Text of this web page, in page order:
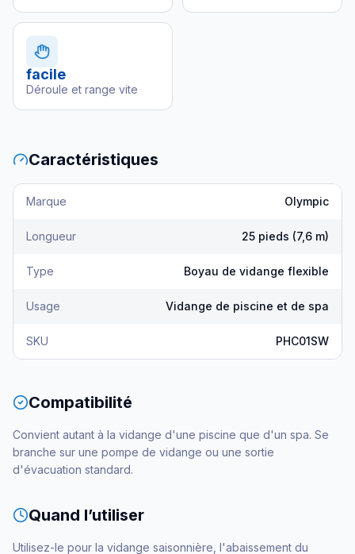
facile
Déroule et range vite
Caractéristiques
Marque Olympic
Longueur 25 pieds (7,6 m)
Type Boyau de vidange flexible
Usage Vidange de piscine et de spa
SKU PHC01SW
Compatibilité
Convient autant à la vidange d'une piscine que d'un spa. Se
branche sur une pompe de vidange ou une sortie
d'évacuation standard.
Quand l’utiliser
Utilisez-le pour la vidange saisonnière, l'abaissement du